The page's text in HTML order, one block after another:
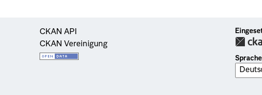
CKAN API
CKAN Vereinigung
Sprache